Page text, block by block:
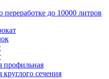
до 10000 литров
профильная
сечения